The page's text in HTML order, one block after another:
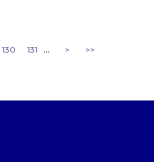
130 131 ... > >>